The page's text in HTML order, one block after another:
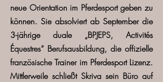
neue Orientation im Pferdesport geben zu
können. Sie absolviert ab September die
3-jährige duale „BPJEPS, Activités
Équestres“ Berufsausbildung, die offizielle
französische Trainer im Pferdesport Lizenz.
Mittlerweile schließt Skriva sein Büro auf